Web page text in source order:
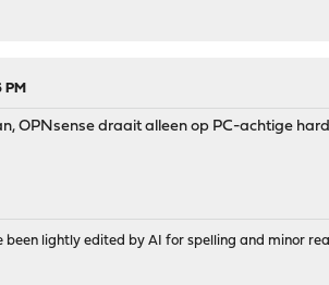
PM
OPNsense draait alleen op PC-achtige
been lightly edited by AI for spelling and minor